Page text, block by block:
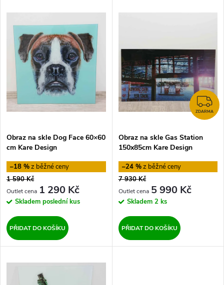
z
e
n
í
r
o
d
u
k
t
Nejprodávanější
Abecedně
V
ý
p
s
p
r
o
d
u
k
Obraz na skle Dog Face 60×60
cm Kare Design
–18 %
1 590 Kč
1 290 Kč
Skladem poslední kus
PŘIDAT DO KOŠÍKU
ZDARMA
Obraz na skle Gas Station
150x85cm Kare Design
–24 %
7 930 Kč
5 990 Kč
Skladem 2 ks
PŘIDAT DO KOŠÍKU